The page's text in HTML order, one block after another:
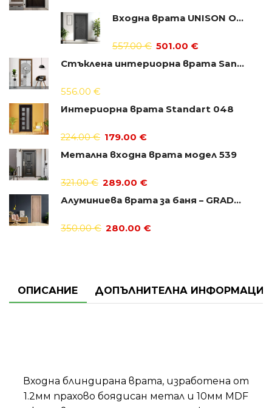
Входна врата UNISON OPTIMA 204p
557.00€ 501.00 €
Стъклена интериорна врата Sand G 14-6
556.00 €
Интериорна врата Standart 048
224.00€ 179.00 €
Метална входна врата модел 539
321.00€ 289.00 €
Алуминиева врата за баня – GRADDE цвят Дъб Вераде
350.00€ 280.00 €
ОПИСАНИЕ ДОПЪЛНИТЕЛНА ИНФОРМАЦИЯ
Входна блиндирана врата, изработена от
1.2мм прахово боядисан метал и 10мм MDF